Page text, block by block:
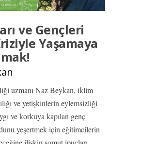
ve Gençleri
Yaşamaya
uzmanı Naz Beykan, iklim
ve yetişkinlerin eylemsizliği
ve korkuya kapılan genç
yeşertmek için eğitimcilerin